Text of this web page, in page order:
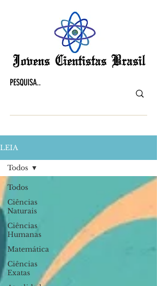
LEIA
Todos
Ciências
Naturais
Ciências
Humanas
Matemática
Ciências
Exatas
Todos